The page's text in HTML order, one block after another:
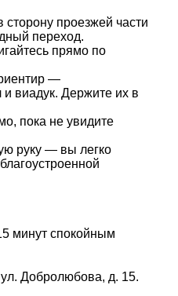
сторону проезжей части
переход.
прямо по
—
виадук. Держите их в
пока не увидите
руку — вы легко
минут спокойным
Добролюбова, д. 15.